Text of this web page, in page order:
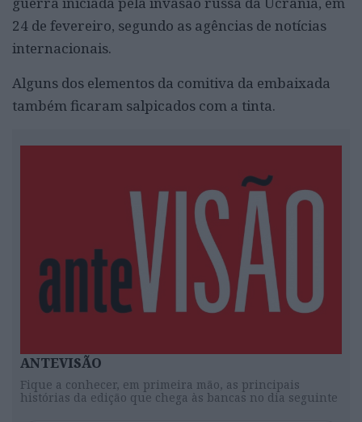
24 de fevereiro, segundo as agências de notícias
internacionais.
Alguns dos elementos da comitiva da embaixada
também ficaram salpicados com a tinta.
ANTEVISÃO
Fique a conhecer, em primeira mão, as principais
histórias da edição que chega às bancas no dia seguinte